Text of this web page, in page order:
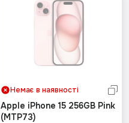
Немає в наявності
Apple iPhone 15 256GB Pink
(MTP73)